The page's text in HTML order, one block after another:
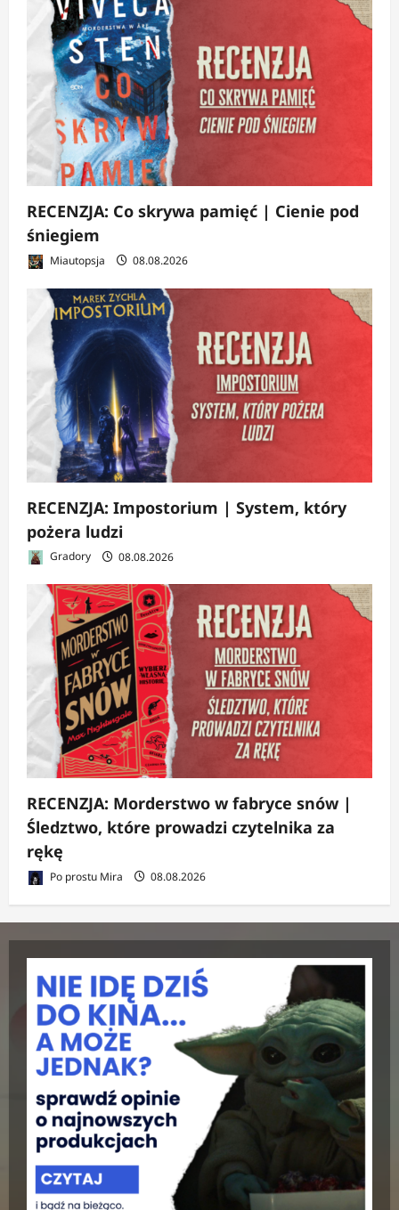
RECENZJA: Co skrywa pamięć | Cienie pod
śniegiem
Miautopsja 08.08.2026
RECENZJA: Impostorium | System, który
pożera ludzi
Gradory 08.08.2026
RECENZJA: Morderstwo w fabryce snów |
Śledztwo, które prowadzi czytelnika za
rękę
Po prostu Mira 08.08.2026